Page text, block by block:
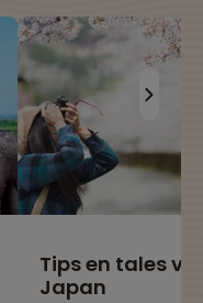
Tips en tales
Japan